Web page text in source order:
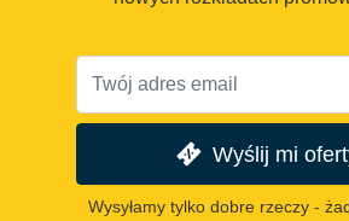
Wyślij mi
Wysyłamy tylko dobre rzeczy -